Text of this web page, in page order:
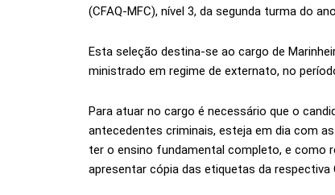
(CFAQ-MFC), nível 3, da segunda turma do
Esta seleção destina-se ao cargo de
ministrado em regime de externato, no
Para atuar no cargo é necessário que o
antecedentes criminais, esteja em dia com
ter o ensino fundamental completo, e como
apresentar cópia das etiquetas da respectiva